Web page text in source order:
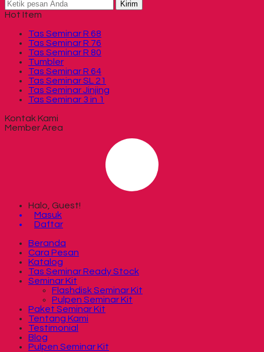
Kirim
Hot Item
Tas Seminar R 68
Tas Seminar R 76
Tas Seminar R 80
Tumbler
Tas Seminar R 64
Tas Seminar SL 21
Tas Seminar Jinjing
Tas Seminar 3 in 1
Kontak Kami
Member Area
Halo, Guest!
Masuk
Daftar
Beranda
Cara Pesan
Katalog
Tas Seminar Ready Stock
Seminar Kit
Flashdisk Seminar Kit
Pulpen Seminar Kit
Paket Seminar Kit
Tentang Kami
Testimonial
Blog
Pulpen Seminar Kit